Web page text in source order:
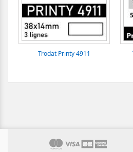
Trodat Printy 4911